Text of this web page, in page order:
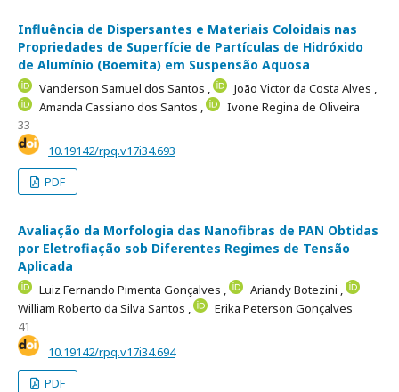
Influência de Dispersantes e Materiais Coloidais nas
Propriedades de Superfície de Partículas de Hidróxido
de Alumínio (Boemita) em Suspensão Aquosa
Vanderson Samuel dos Santos ,
João Victor da Costa Alves ,
Amanda Cassiano dos Santos ,
Ivone Regina de Oliveira
33
10.19142/rpq.v17i34.693
PDF
Avaliação da Morfologia das Nanofibras de PAN Obtidas
por Eletrofiação sob Diferentes Regimes de Tensão
Aplicada
Luiz Fernando Pimenta Gonçalves ,
Ariandy Botezini ,
William Roberto da Silva Santos ,
Erika Peterson Gonçalves
41
10.19142/rpq.v17i34.694
PDF